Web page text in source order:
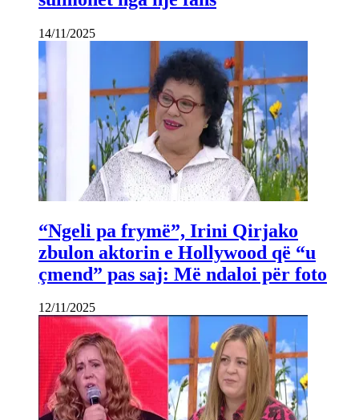
14/11/2025
“Ngeli pa frymë”, Irini Qirjako
zbulon aktorin e Hollywood që “u
çmend” pas saj: Më ndaloi për foto
12/11/2025